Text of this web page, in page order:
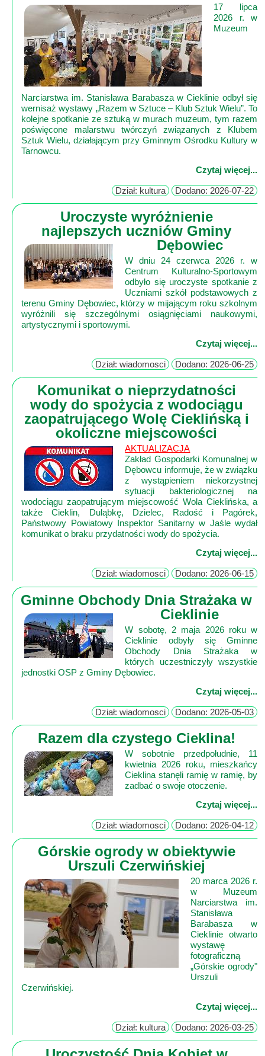
Mapa
Beskid
Niski
Pogórze
Kalendarz
imprez
wydarzeń...
zdjęciami
Mapa
filmami
Mapa
drona
Dodaj
Forum
Wioska
Ogłoszenia
Rozrywka
Poznaj
17 lipca
2026 r. w
Muzeum
Narciarstwa im. Stanisława Barabasza w Cieklinie odbył się
wernisaż wystawy „Razem w Sztuce – Klub Sztuk Wielu”. To
kolejne spotkanie ze sztuką w murach muzeum, tym razem
poświęcone malarstwu twórczyń związanych z Klubem
Sztuk Wielu, działającym przy Gminnym Ośrodku Kultury w
Tarnowcu.
Czytaj więcej...
Dział: kultura Dodano: 2026-07-22
Uroczyste wyróżnienie
najlepszych uczniów Gminy
Dębowiec
W dniu 24 czerwca 2026 r. w
Centrum Kulturalno-Sportowym
odbyło się uroczyste spotkanie z
Uczniami szkół podstawowych z
terenu Gminy Dębowiec, którzy w mijającym roku szkolnym
wyróżnili się szczególnymi osiągnięciami naukowymi,
artystycznymi i sportowymi.
Czytaj więcej...
Dział: wiadomosci Dodano: 2026-06-25
Komunikat o nieprzydatności
wody do spożycia z wodociągu
zaopatrującego Wolę Cieklińską i
okoliczne miejscowości
AKTUALIZACJA
Zakład Gospodarki Komunalnej w
Dębowcu informuje, że w związku
z wystąpieniem niekorzystnej
sytuacji bakteriologicznej na
wodociągu zaopatrującym miejscowość Wola Cieklińska, a
także Cieklin, Duląbkę, Dzielec, Radość i Pagórek,
Państwowy Powiatowy Inspektor Sanitarny w Jaśle wydał
komunikat o braku przydatności wody do spożycia.
Czytaj więcej...
Dział: wiadomosci Dodano: 2026-06-15
Gminne Obchody Dnia Strażaka w
Cieklinie
W sobotę, 2 maja 2026 roku w
Cieklinie odbyły się Gminne
Obchody Dnia Strażaka w
których uczestniczyły wszystkie
jednostki OSP z Gminy Dębowiec.
Czytaj więcej...
Dział: wiadomosci Dodano: 2026-05-03
Razem dla czystego Cieklina!
W sobotnie przedpołudnie, 11
kwietnia 2026 roku, mieszkańcy
Cieklina stanęli ramię w ramię, by
zadbać o swoje otoczenie.
Czytaj więcej...
Dział: wiadomosci Dodano: 2026-04-12
Górskie ogrody w obiektywie
Urszuli Czerwińskiej
20 marca 2026 r.
w Muzeum
Narciarstwa im.
Stanisława
Barabasza w
Cieklinie otwarto
wystawę
fotograficzną
„Górskie ogrody"
Urszuli
Czerwińskiej.
Czytaj więcej...
Dział: kultura Dodano: 2026-03-25